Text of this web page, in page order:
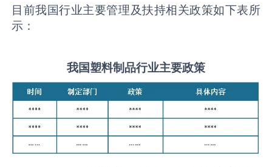
目前我国行业主要管理及扶持相关政策如下表所
示：
我国塑料制品行业主要政策